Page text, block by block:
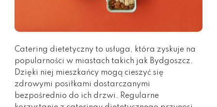
Catering dietetyczny to usługa, która zyskuje na
popularności w miastach takich jak Bydgoszcz.
Dzięki niej mieszkańcy mogą cieszyć się
zdrowymi posiłkami dostarczanymi
bezpośrednio do ich drzwi. Regularne